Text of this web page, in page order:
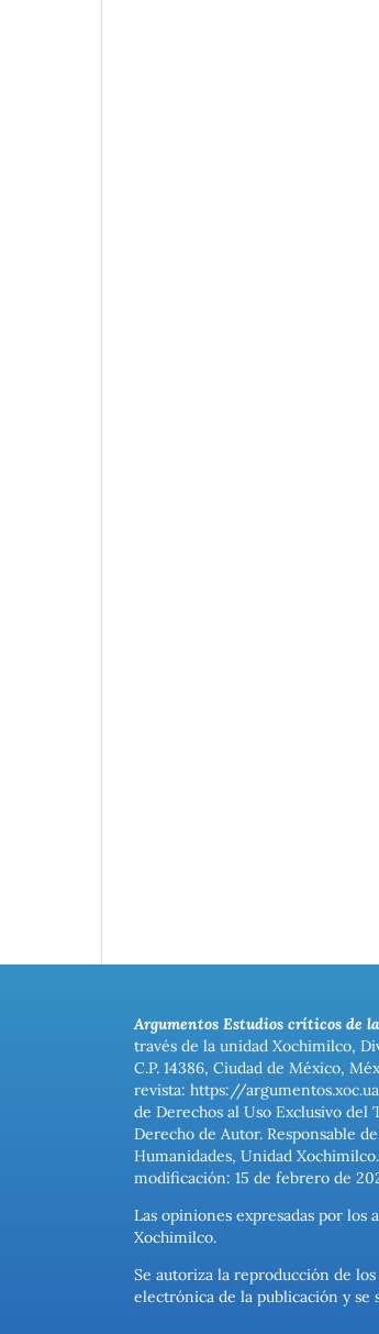
Argumentos Estudios críticos de
través de la unidad Xochimilco,
C.P. 14386, Ciudad de México,
revista: https://
de Derechos al Uso Exclusivo
Derecho de Autor. Responsable
Humanidades, Unidad
modificación: 15 de febrero de
Las opiniones expresadas por
Xochimilco.
Se autoriza la reproducción de
electrónica de la publicación y se